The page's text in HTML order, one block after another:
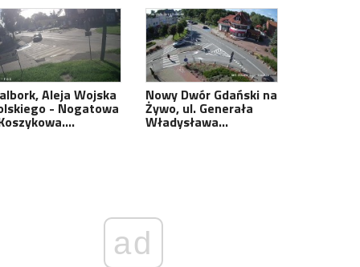
Aleja Wojska
- Nogatowa
Nowy Dwór Gdański na
Żywo, ul. Generała
Władysława…
ad